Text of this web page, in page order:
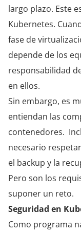
largo plazo. Este
Kubernetes.
fase de
depende de los
responsabilidad
en ellos.
Sin embargo, es
entiendan las
contenedores.
necesario
el backup y la
Pero son los
suponer un reto.
Seguridad en
Como programa